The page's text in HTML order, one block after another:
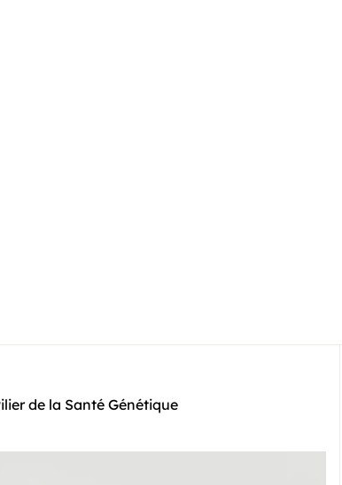
de la Santé Génétique